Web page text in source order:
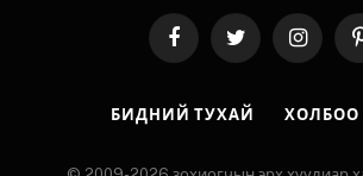
FacebookTwitter Instagram
БИДНИЙ ТУХАЙ ХОЛБОО